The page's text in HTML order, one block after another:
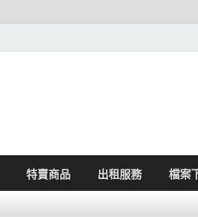
特賣商品 出租服務 檔案